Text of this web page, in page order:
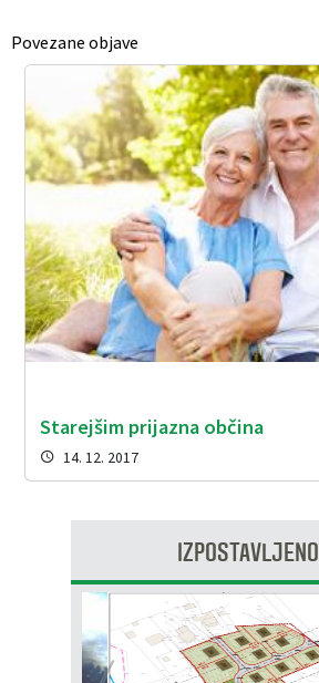
Povezane objave
Starejšim prijazna občina
14. 12. 2017
IZPOSTAVLJENO